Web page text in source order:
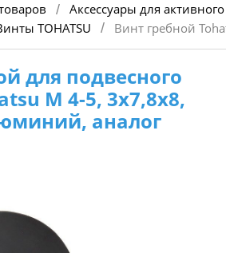
/ Аксессуары для
TOHATSU / Винт гребной
для подвесного
M 4-5, 3х7,8х8,
аналог